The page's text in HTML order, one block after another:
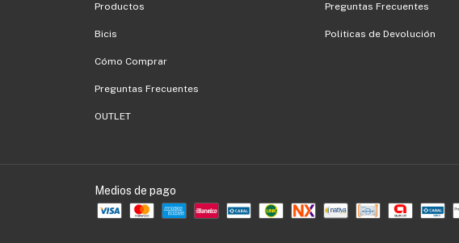
Productos
Bicis
Cómo Comprar
Preguntas Frecuentes
OUTLET
Preguntas Frecuentes
Politicas de Devolución
Medios de pago